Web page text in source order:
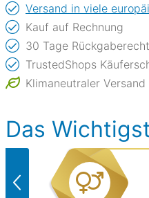
Versand in viele
Kauf auf Rechnung
30 Tage Rückgaberecht
TrustedShops
Klimaneutraler
Das